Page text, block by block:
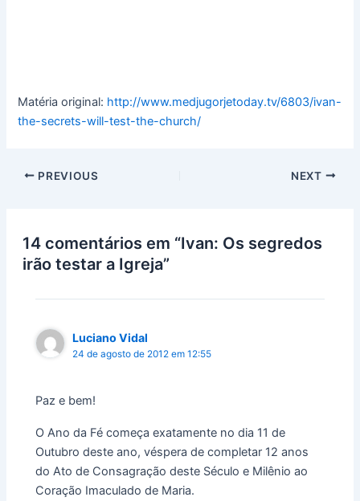
Matéria original: http://www.medjugorjetoday.tv/6803/ivan-
the-secrets-will-test-the-church/
PREVIOUS NEXT
14 comentários em “Ivan: Os segredos
irão testar a Igreja”
Luciano Vidal
24 de agosto de 2012 em 12:55
Paz e bem!
O Ano da Fé começa exatamente no dia 11 de
Outubro deste ano, véspera de completar 12 anos
do Ato de Consagração deste Século e Milênio ao
Coração Imaculado de Maria.